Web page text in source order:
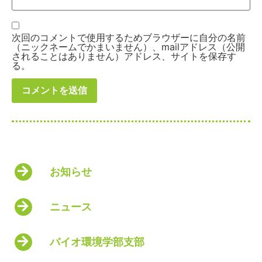
次回のコメントで使用するためブラウザーに自分の名前
（ニックネームでかまいません）、mailアドレス（公開
されることはありません）アドレス、サイトを保存す
る。
お知らせ
ニュース
バイオ環境学部支部